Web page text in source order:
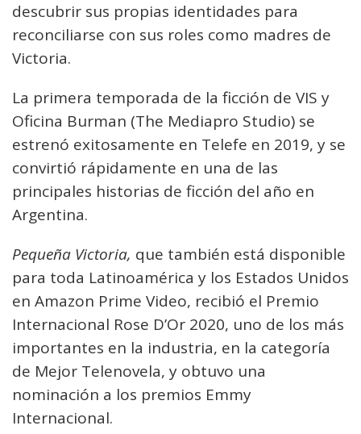
descubrir sus propias identidades para
reconciliarse con sus roles como madres de
Victoria.
La primera temporada de la ficción de VIS y
Oficina Burman (The Mediapro Studio) se
estrenó exitosamente en Telefe en 2019, y se
convirtió rápidamente en una de las
principales historias de ficción del año en
Argentina.
Pequeña Victoria, que también está disponible
para toda Latinoamérica y los Estados Unidos
en Amazon Prime Video, recibió el Premio
Internacional Rose D’Or 2020, uno de los más
importantes en la industria, en la categoría
de Mejor Telenovela, y obtuvo una
nominación a los premios Emmy
Internacional.